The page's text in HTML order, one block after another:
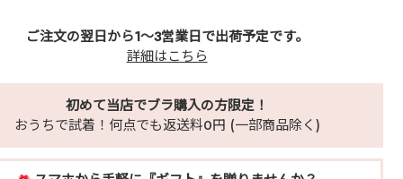
ご注文の翌日から1～3営業日で出荷予定です。
詳細はこちら
初めて当店でブラ購入の方限定！
おうちで試着！何点でも返送料0円 (一部商品除く)